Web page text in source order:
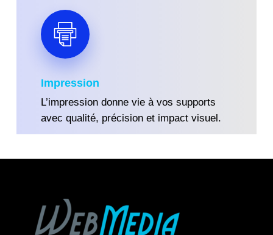
Impression
L’impression donne vie à vos supports
avec qualité, précision et impact visuel.